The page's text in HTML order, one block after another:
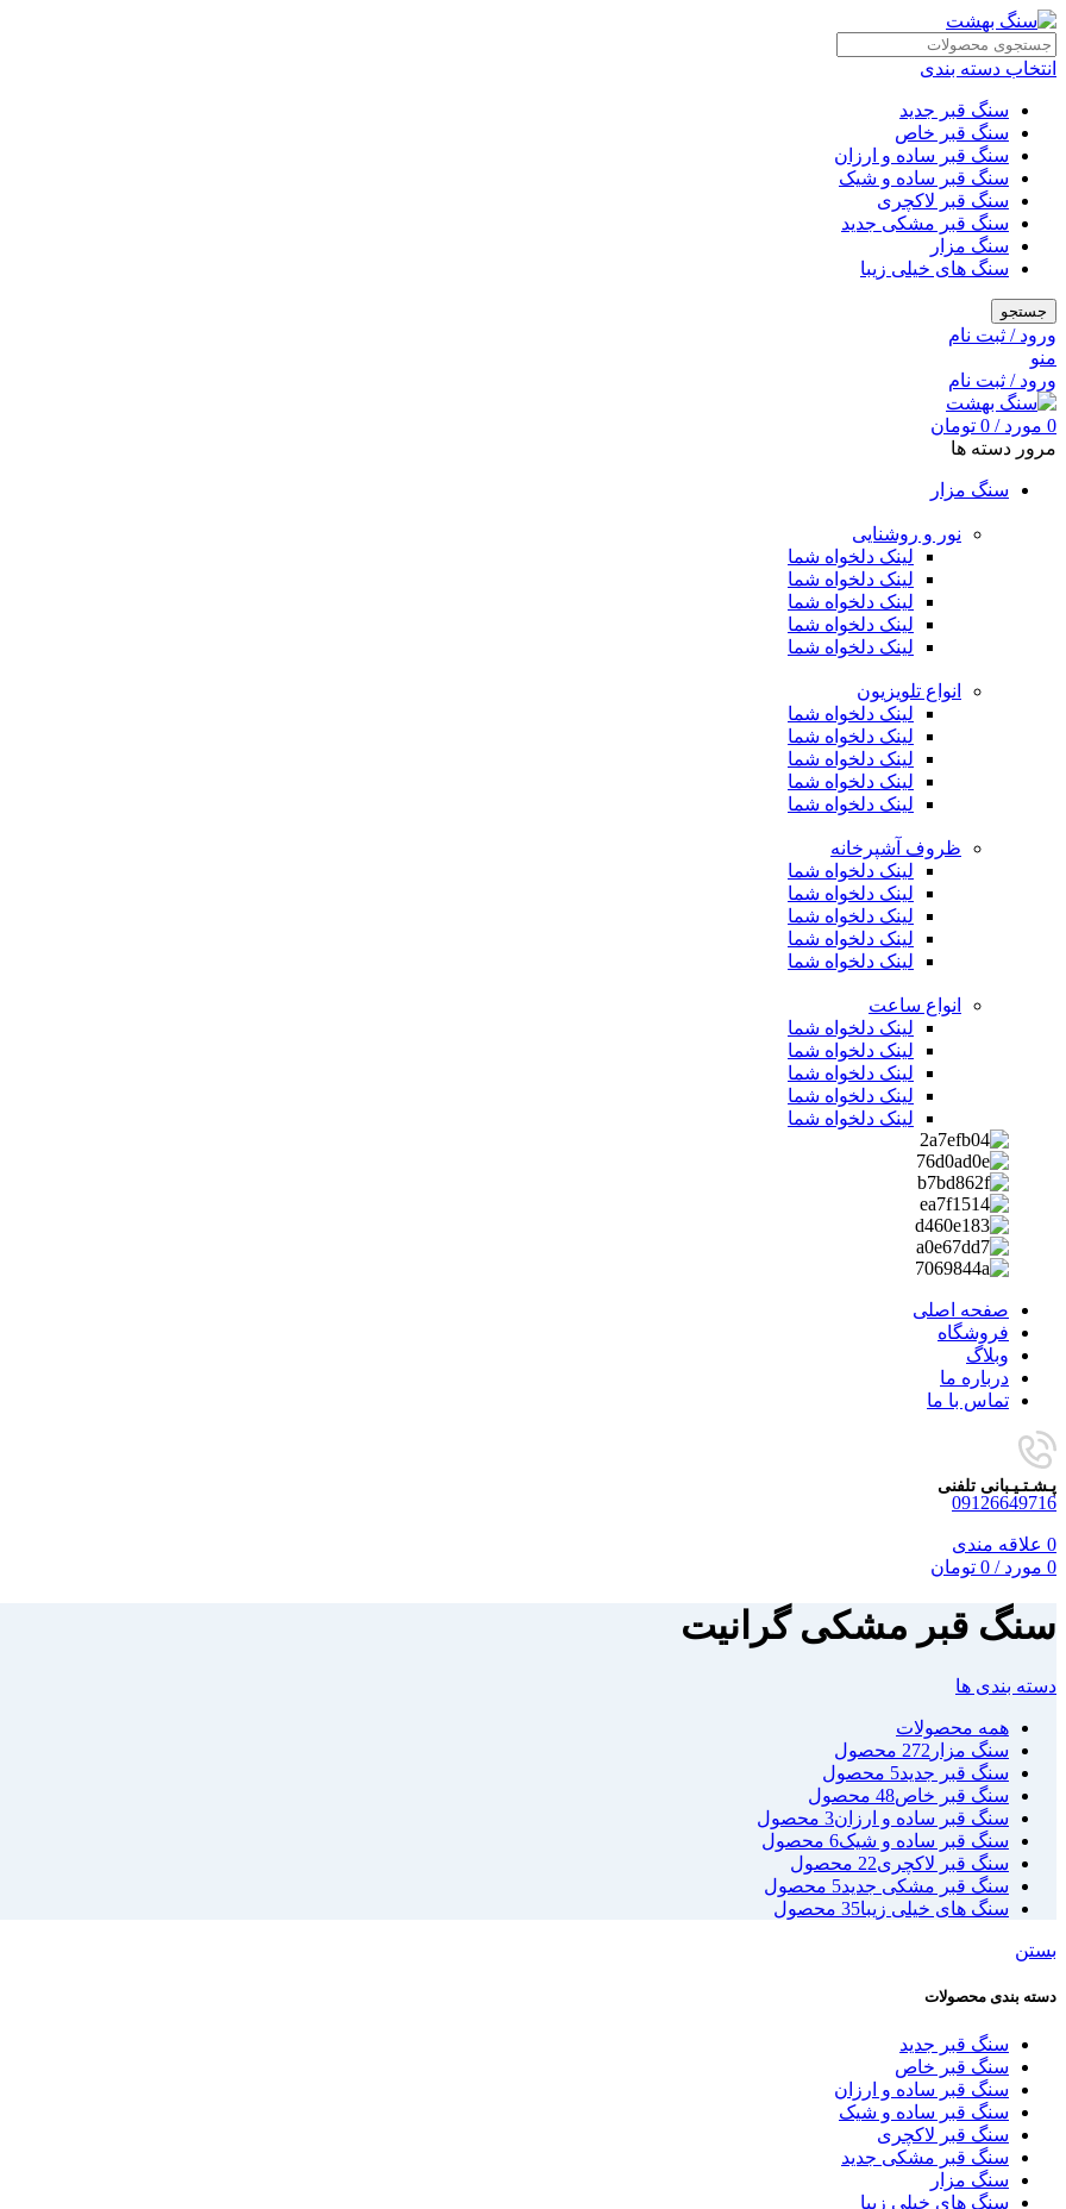
انتخاب دسته بندی
سنگ قبر جدید
سنگ قبر خاص
سنگ قبر ساده و ارزان
سنگ قبر ساده و شیک
سنگ قبر لاکچری
سنگ قبر مشکی جدید
سنگ مزار
سنگ های خیلی زیبا
جستجو
ورود / ثبت نام
منو
ورود / ثبت نام
0 مورد /
0 تومان
مرور دسته ها
سنگ مزار
نور و روشنایی
لینک دلخواه شما
لینک دلخواه شما
لینک دلخواه شما
لینک دلخواه شما
لینک دلخواه شما
انواع تلویزیون
لینک دلخواه شما
لینک دلخواه شما
لینک دلخواه شما
لینک دلخواه شما
لینک دلخواه شما
ظروف آشپرخانه
لینک دلخواه شما
لینک دلخواه شما
لینک دلخواه شما
لینک دلخواه شما
لینک دلخواه شما
انواع ساعت
لینک دلخواه شما
لینک دلخواه شما
لینک دلخواه شما
لینک دلخواه شما
لینک دلخواه شما
صفحه اصلی
فروشگاه
وبلاگ
درباره ما
تماس با ما
پـشـتـیـبانی تلفنی
09126649716
0 علاقه مندی
0 مورد /
0 تومان
سنگ قبر مشکی گرانیت
دسته بندی ها
همه محصولات
سنگ مزار 272 محصول
سنگ قبر جدید5 محصول
سنگ قبر خاص48 محصول
سنگ قبر ساده و ارزان3 محصول
سنگ قبر ساده و شیک6 محصول
سنگ قبر لاکچری22 محصول
سنگ قبر مشکی جدید5 محصول
سنگ های خیلی زیبا35 محصول
بستن
دسته بندی محصولات
سنگ قبر جدید
سنگ قبر خاص
سنگ قبر ساده و ارزان
سنگ قبر ساده و شیک
سنگ قبر لاکچری
سنگ قبر مشکی جدید
سنگ مزار
سنگ های خیلی زیبا